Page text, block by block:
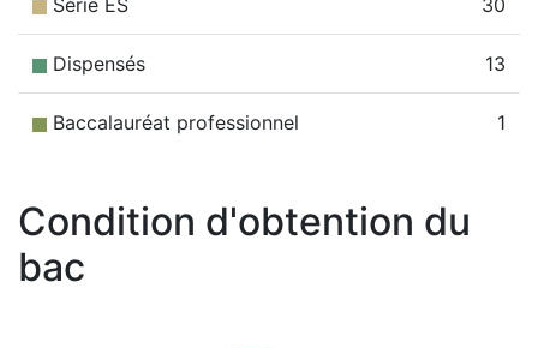
Série ES 30
Dispensés 13
Baccalauréat professionnel 1
Condition d'obtention du
bac